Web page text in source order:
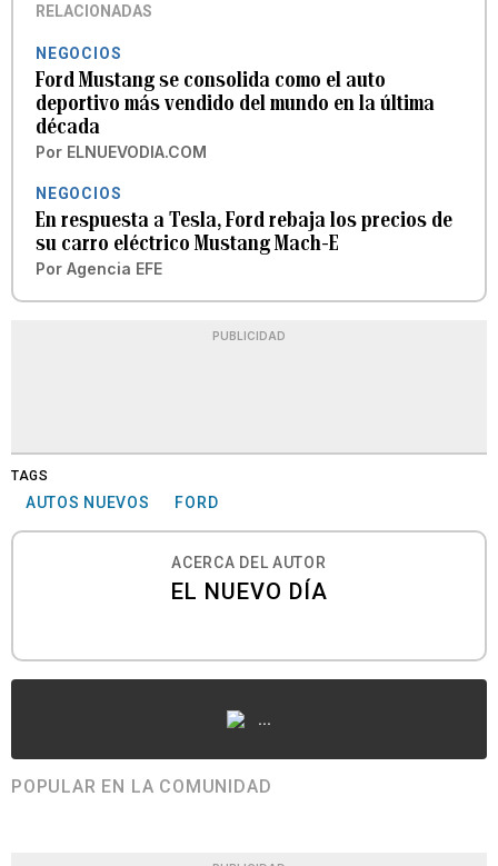
RELACIONADAS
NEGOCIOS
Ford Mustang se consolida como el auto
deportivo más vendido del mundo en la última
década
Por ELNUEVODIA.COM
NEGOCIOS
En respuesta a Tesla, Ford rebaja los precios de
su carro eléctrico Mustang Mach-E
Por Agencia EFE
PUBLICIDAD
TAGS
AUTOS NUEVOS FORD
ACERCA DEL AUTOR
EL NUEVO DÍA
...
POPULAR EN LA COMUNIDAD